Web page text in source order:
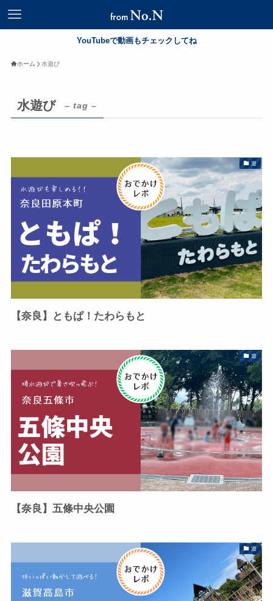
YouTubeで動画もチェックしてね
ホーム 水遊び
水遊び – tag –
遊
【奈良】ともぱ！たわらもと
遊
【奈良】五條中央公園
遊